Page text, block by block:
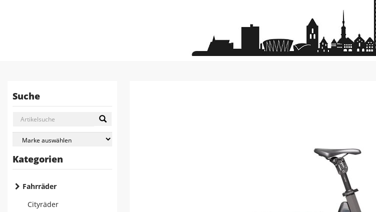
Suche
Kategorien
Fahrräder
Cityräder